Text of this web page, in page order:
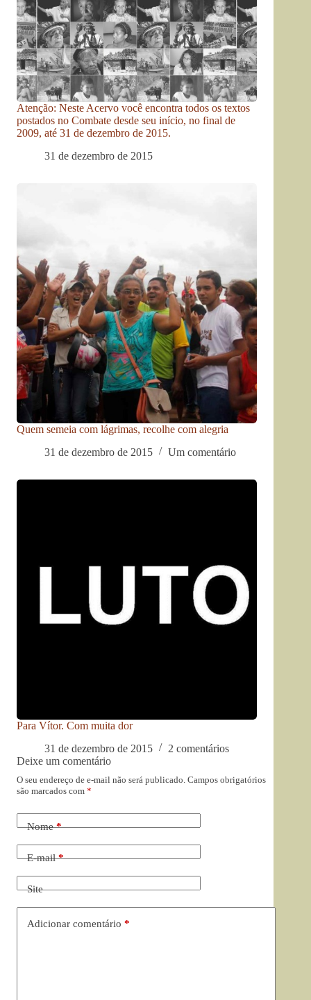
Atenção: Neste Acervo você encontra todos os textos
postados no Combate desde seu início, no final de
2009, até 31 de dezembro de 2015.
31 de dezembro de 2015
Quem semeia com lágrimas, recolhe com alegria
31 de dezembro de 2015
Um comentário
Para Vítor. Com muita dor
31 de dezembro de 2015
2 comentários
Deixe um comentário
O seu endereço de e-mail não será publicado. Campos obrigatórios
são marcados com *
Nome*
E-mail*
Site
Adicionar comentário *